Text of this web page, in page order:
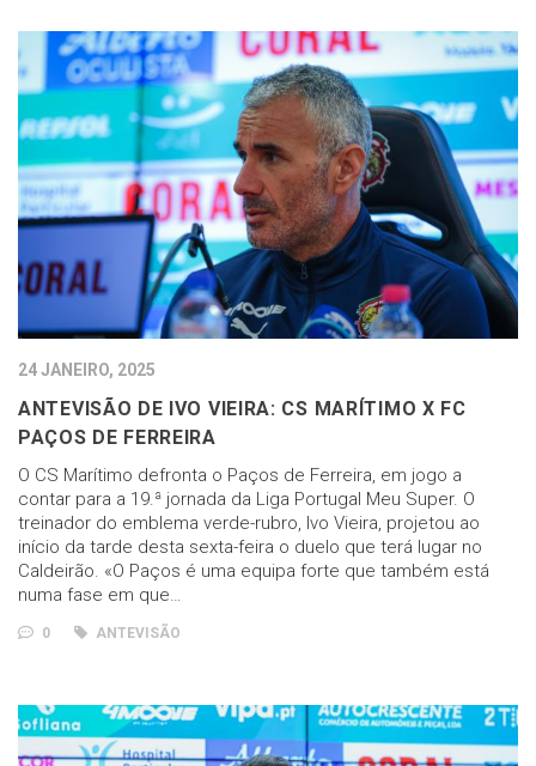
24 JANEIRO, 2025
ANTEVISÃO DE IVO VIEIRA: CS MARÍTIMO X FC
PAÇOS DE FERREIRA
O CS Marítimo defronta o Paços de Ferreira, em jogo a
contar para a 19.ª jornada da Liga Portugal Meu Super. O
treinador do emblema verde-rubro, Ivo Vieira, projetou ao
início da tarde desta sexta-feira o duelo que terá lugar no
Caldeirão. «O Paços é uma equipa forte que também está
numa fase em que…
0 ANTEVISÃO